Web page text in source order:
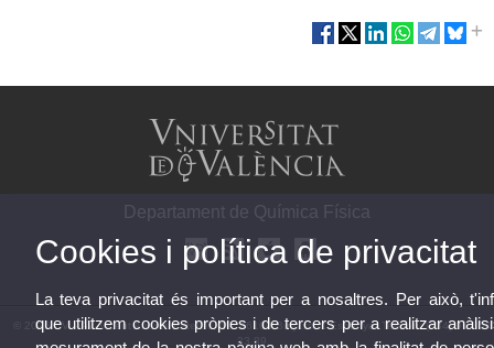
Departament de Química Física
© 2026 UV. - Av. Vicent Andrés Estellés, 19. 46100 Burjassot. Espanya. Telèfon: (+34) 96 354
33 89
Cookies i política de privacitat
La teva privacitat és important per a nosaltres. Per això,
que utilitzem cookies pròpies i de tercers per a realitzar